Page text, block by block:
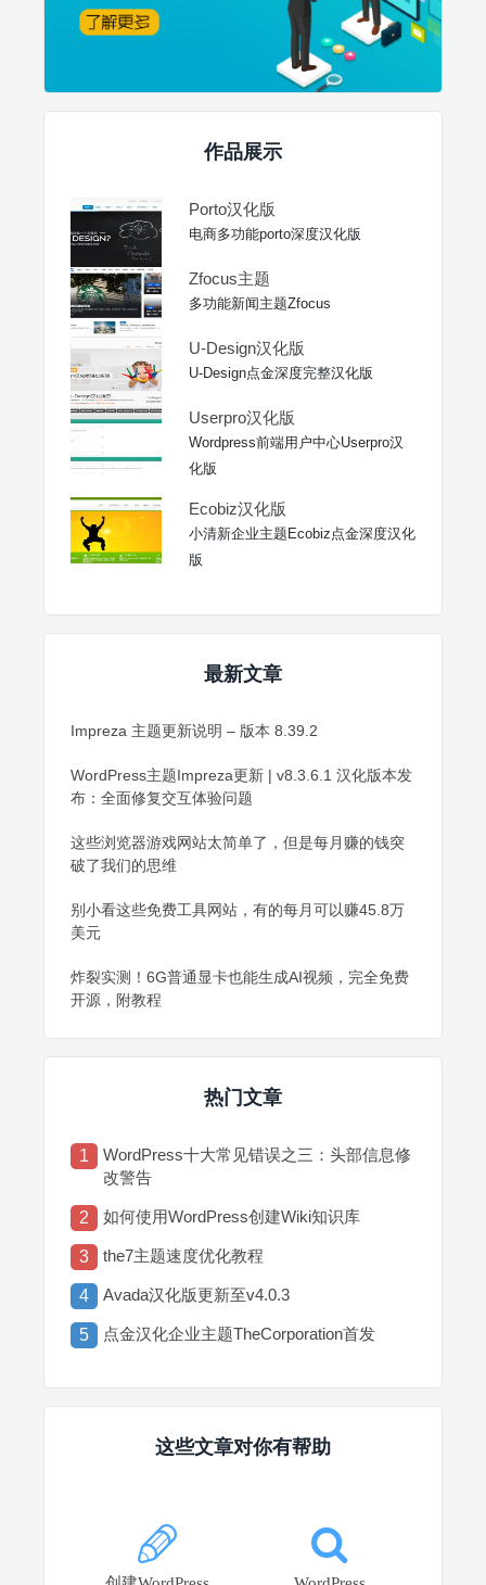
作品展示
Porto汉化版
电商多功能porto深度汉化版
Zfocus主题
多功能新闻主题Zfocus
U-Design汉化版
U-Design点金深度完整汉化版
Userpro汉化版
Wordpress前端用户中心Userpro汉
化版
Ecobiz汉化版
小清新企业主题Ecobiz点金深度汉化
版
最新文章
Impreza 主题更新说明 – 版本 8.39.2
WordPress主题Impreza更新 | v8.3.6.1 汉化版本发
布：全面修复交互体验问题
这些浏览器游戏网站太简单了，但是每月赚的钱突
破了我们的思维
别小看这些免费工具网站，有的每月可以赚45.8万
美元
炸裂实测！6G普通显卡也能生成AI视频，完全免费
开源，附教程
热门文章
1
WordPress十大常见错误之三：头部信息修
改警告
2 如何使用WordPress创建Wiki知识库
3 the7主题速度优化教程
4 Avada汉化版更新至v4.0.3
5 点金汉化企业主题TheCorporation首发
这些文章对你有帮助